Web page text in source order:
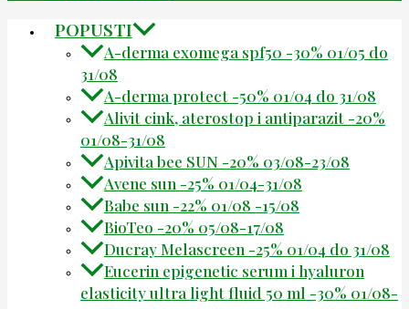
POPUSTI
A-derma exomega spf50 -30% 01/05 do
31/08
A-derma protect -50% 01/04 do 31/08
Alivit cink, aterostop i antiparazit -20%
01/08-31/08
Apivita bee SUN -20% 03/08-23/08
Avene sun -25% 01/04-31/08
Babe sun -22% 01/08 -15/08
BioTeo -20% 05/08-17/08
Ducray Melascreen -25% 01/04 do 31/08
Eucerin epigenetic serum i hyaluron
elasticity ultra light fluid 50 ml -30% 01/08-